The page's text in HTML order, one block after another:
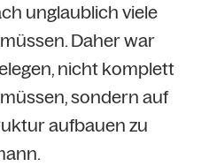
unglaublich viele
Daher war
nicht komplett
sondern auf
aufbauen zu